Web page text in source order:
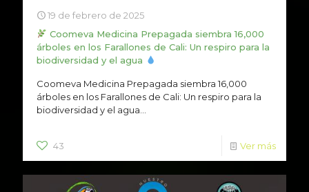
19 de febrero de 2025
Coomeva Medicina Prepagada siembra 16,000
árboles en los Farallones de Cali: Un respiro para la
biodiversidad y el agua
Coomeva Medicina Prepagada siembra 16,000
árboles en los Farallones de Cali: Un respiro para la
biodiversidad y el agua...
43 Ver más